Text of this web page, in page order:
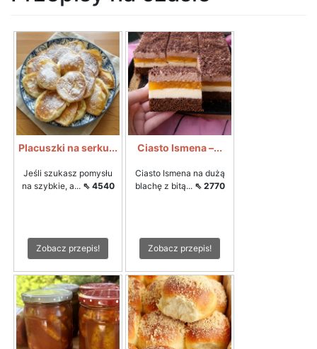
Placuszki na serku...
Jeśli szukasz pomysłu
na szybkie, a... ⇖ 4540
Zobacz przepis!
Ciasto Ismena –...
Ciasto Ismena na dużą
blachę z bitą... ⇖ 2770
Zobacz przepis!